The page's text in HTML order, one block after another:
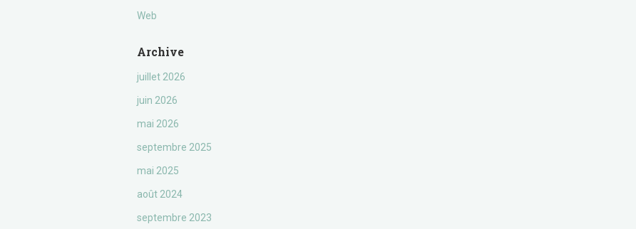
Web
Archive
juillet 2026
juin 2026
mai 2026
septembre 2025
mai 2025
août 2024
septembre 2023